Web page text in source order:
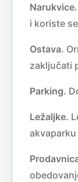
Narukvice.
i koriste
Ostava.
zaključati
Parking.
Ležaljke.